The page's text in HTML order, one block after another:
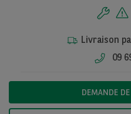
Livraison
09
DEMANDE